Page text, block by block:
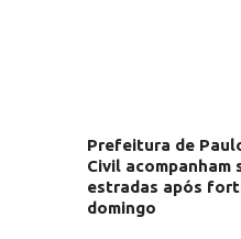
Prefeitura de
Civil acompanham
estradas após
domingo